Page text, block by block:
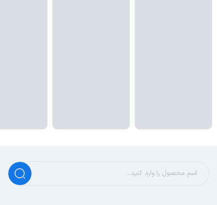
محصول اصلی و اورجینال می‌باشد.